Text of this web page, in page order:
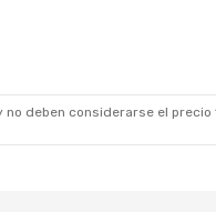
deben considerarse el precio